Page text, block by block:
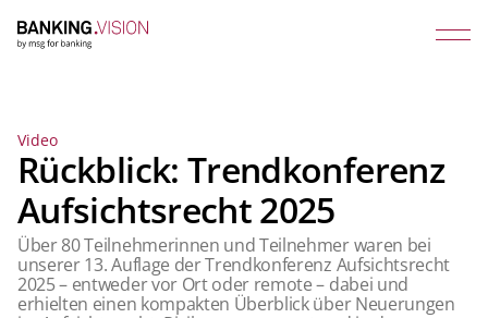
Video
Rückblick: Trendkonferenz
Aufsichtsrecht 2025
Über 80 Teilnehmerinnen und Teilnehmer waren bei
unserer 13. Auflage der Trendkonferenz Aufsichtsrecht
2025 – entweder vor Ort oder remote – dabei und
erhielten einen kompakten Überblick über Neuerungen